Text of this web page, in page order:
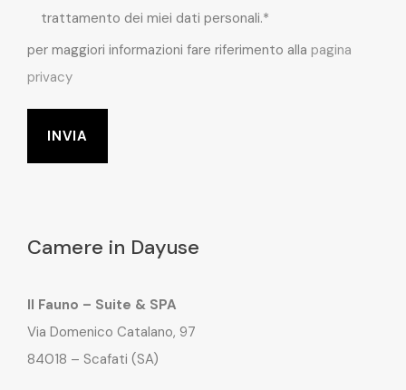
trattamento dei miei dati personali.*
per maggiori informazioni fare riferimento alla pagina
privacy
Camere in Dayuse
Il Fauno – Suite & SPA
Via Domenico Catalano, 97
84018 – Scafati (SA)